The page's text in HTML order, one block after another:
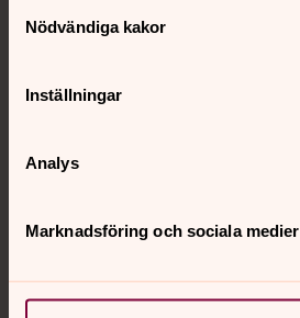
Nödvändiga kakor
Inställningar
Analys
Marknadsföring och sociala medier